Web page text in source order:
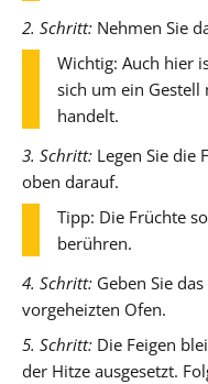
2. Schritt: Nehmen Sie
Wichtig: Auch hier
sich um ein
handelt.
3. Schritt: Legen Sie die
oben darauf.
Tipp: Die Früchte
berühren.
4. Schritt: Geben Sie
vorgeheizten Ofen.
5. Schritt: Die Feigen
der Hitze ausgesetzt.